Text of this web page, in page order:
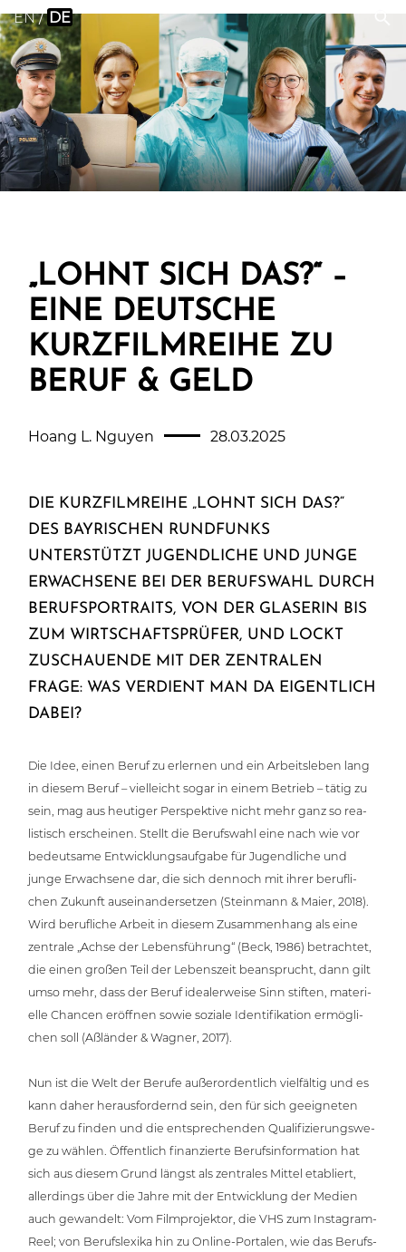
EN DE
„LOHNT SICH DAS?“ –
EINE DEUTSCHE
KURZ­FILM­REI­HE ZU
BERUF & GELD
Hoang L. Nguyen 28.03.2025
DIE KURZFILMREIHE „LOHNT SICH DAS?“
DES BAYRISCHEN RUNDFUNKS
UNTERSTÜTZT JUGENDLICHE UND JUNGE
ERWACHSENE BEI DER BERUFSWAHL DURCH
BERUFSPORTRAITS, VON DER GLASERIN BIS
ZUM WIRTSCHAFTSPRÜFER, UND LOCKT
ZUSCHAUENDE MIT DER ZENTRALEN
FRAGE: WAS VERDIENT MAN DA EIGENTLICH
DABEI?
Die Idee, einen Beruf zu erlernen und ein Arbeits­le­ben lang
in diesem Beruf – viel­leicht sogar in einem Betrieb – tätig zu
sein, mag aus heutiger Per­spek­ti­ve nicht mehr ganz so rea­
lis­tisch erschei­nen. Stellt die Berufs­wahl eine nach wie vor
bedeut­sa­me Ent­wick­lungs­auf­ga­be für Jugend­li­che und
junge Erwach­se­ne dar, die sich dennoch mit ihrer beruf­li­
chen Zukunft aus­ein­an­der­set­zen (Steinmann & Maier, 2018).
Wird beruf­li­che Arbeit in diesem Zusam­men­hang als eine
zentrale „Achse der Lebens­füh­rung“ (Beck, 1986) betrach­tet,
die einen großen Teil der Lebens­zeit bean­sprucht, dann gilt
umso mehr, dass der Beruf idea­ler­wei­se Sinn stiften, mate­ri­
el­le Chancen eröffnen sowie soziale Iden­ti­fi­ka­ti­on ermög­li­
chen soll (Aßländer & Wagner, 2017).
Nun ist die Welt der Berufe außer­or­dent­lich viel­fäl­tig und es
kann daher her­aus­for­dernd sein, den für sich geeig­ne­ten
Beruf zu finden und die ent­spre­chen­den Qua­li­fi­zie­rungs­we­
ge zu wählen. Öffent­lich finan­zier­te Berufs­in­for­ma­ti­on hat
sich aus diesem Grund längst als zentrales Mittel etabliert,
aller­dings über die Jahre mit der Ent­wick­lung der Medien
auch gewandelt: Vom Film­pro­jek­tor, die VHS zum Instagram-
Reel; von Berufs­le­xi­ka hin zu Online-Portalen, wie das Berufs­